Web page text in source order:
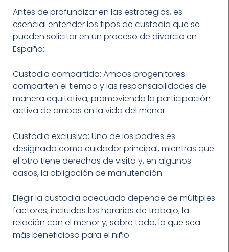
Antes de profundizar en las estrategias, es
esencial entender los tipos de custodia que se
pueden solicitar en un proceso de divorcio en
España:
Custodia compartida: Ambos progenitores
comparten el tiempo y las responsabilidades de
manera equitativa, promoviendo la participación
activa de ambos en la vida del menor.
Custodia exclusiva: Uno de los padres es
designado como cuidador principal, mientras que
el otro tiene derechos de visita y, en algunos
casos, la obligación de manutención.
Elegir la custodia adecuada depende de múltiples
factores, incluidos los horarios de trabajo, la
relación con el menor y, sobre todo, lo que sea
más beneficioso para el niño.